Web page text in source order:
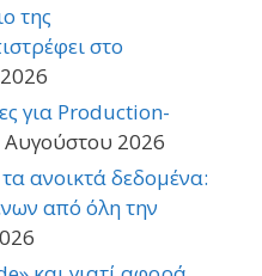
της
στο
για Production-
Αυγούστου 2026
ανοικτά δεδομένα:
από όλη την